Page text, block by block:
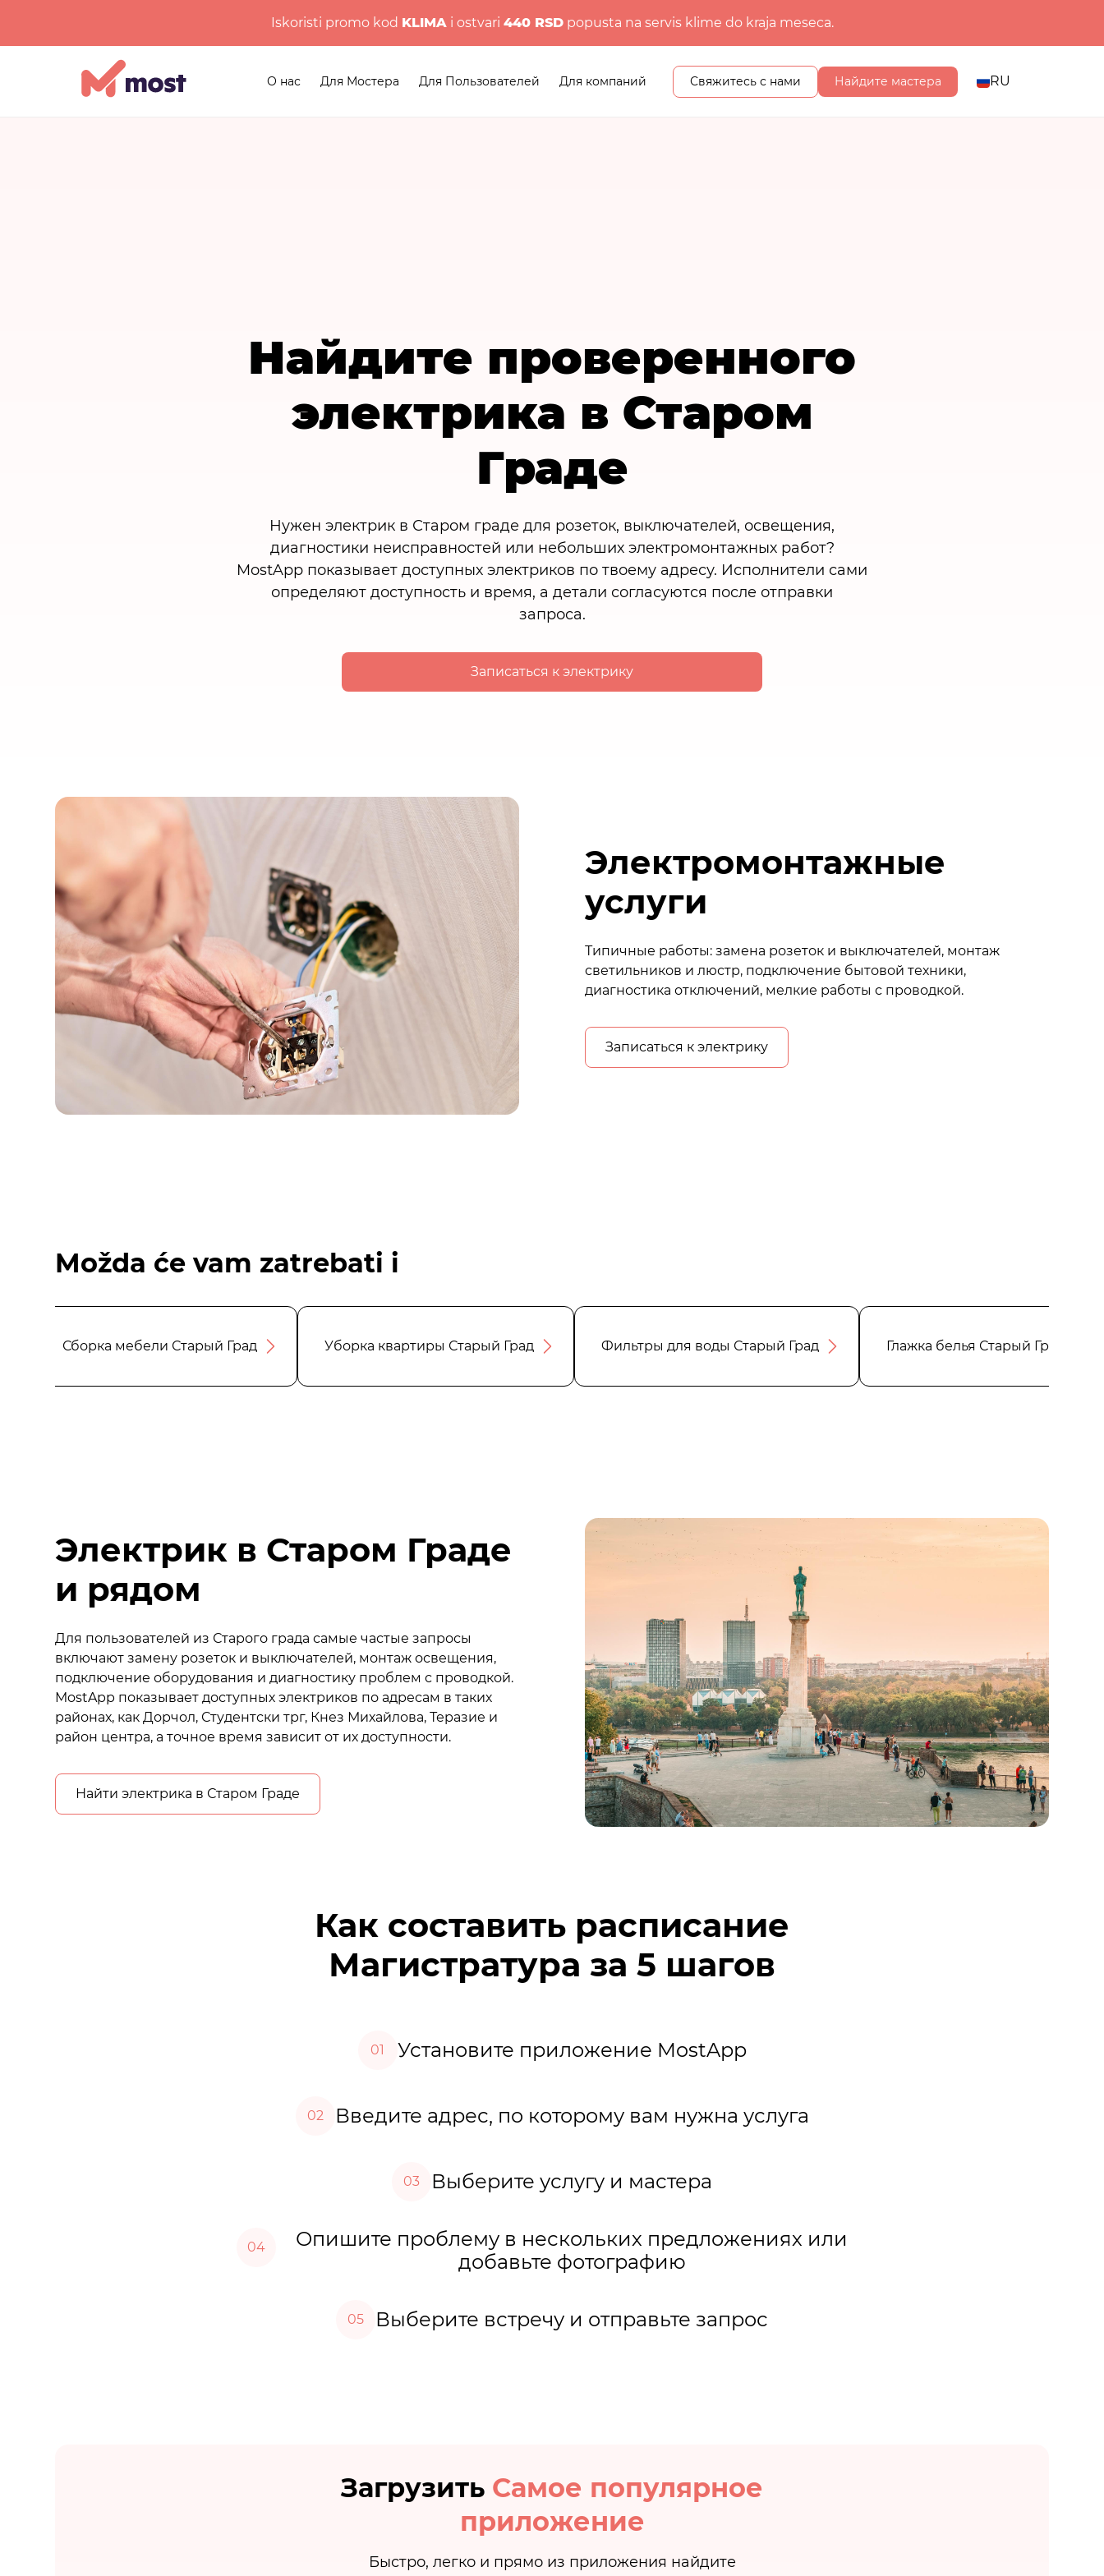
Iskoristi promo kod KLIMAi ostvari 440 RSDpopusta na servis klime do kraja meseca.
О нас Для Мостера Для Пользователей Для компаний Свяжитесь с нами Найдите мастера RU
Найдите проверенного
электрика в Старом
Граде
Нужен электрик в Старом граде для розеток, выключателей, освещения,
диагностики неисправностей или небольших электромонтажных работ?
MostApp показывает доступных электриков по твоему адресу. Исполнители сами
определяют доступность и время, а детали согласуются после отправки
запроса.
Записаться к электрику
Электромонтажные
услуги
Типичные работы: замена розеток и выключателей, монтаж
светильников и люстр, подключение бытовой техники,
диагностика отключений, мелкие работы с проводкой.
Записаться к электрику
Možda će vam zatrebati i
Сборка мебели Старый Град Уборка квартиры Старый Град Фильтры для воды Старый Град Глажка белья Старый Град
Электрик в Старом Граде
и рядом
Для пользователей из Старого града самые частые запросы
включают замену розеток и выключателей, монтаж освещения,
подключение оборудования и диагностику проблем с проводкой.
MostApp показывает доступных электриков по адресам в таких
районах, как Дорчол, Студентски трг, Кнез Михайлова, Теразие и
район центра, а точное время зависит от их доступности.
Найти электрика в Старом Граде
Как составить расписание
Магистратура за 5 шагов
01 Установите приложение MostApp
02 Введите адрес, по которому вам нужна услуга
03 Выберите услугу и мастера
04
Опишите проблему в нескольких предложениях или
добавьте фотографию
05 Выберите встречу и отправьте запрос
Загрузить Самое популярное
приложение
Быстро, легко и прямо из приложения найдите